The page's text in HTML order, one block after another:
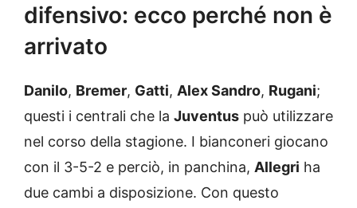
difensivo: ecco perché non è
arrivato
Danilo, Bremer, Gatti, Alex Sandro, Rugani;
questi i centrali che la Juventus può utilizzare
nel corso della stagione. I bianconeri giocano
con il 3-5-2 e perciò, in panchina, Allegri ha
due cambi a disposizione. Con questo